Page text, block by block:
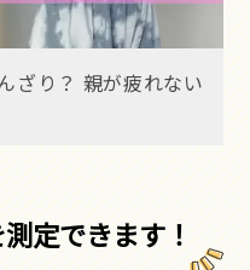
ざり？ 親が疲れない
定できます！